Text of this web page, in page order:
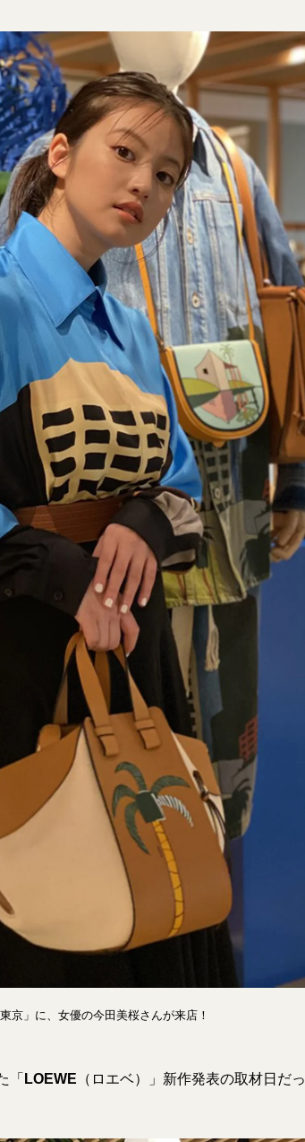
京」に、女優の今田美桜さんが来店！
「 LOEWE （ロエベ）」新作発表の取材日だ